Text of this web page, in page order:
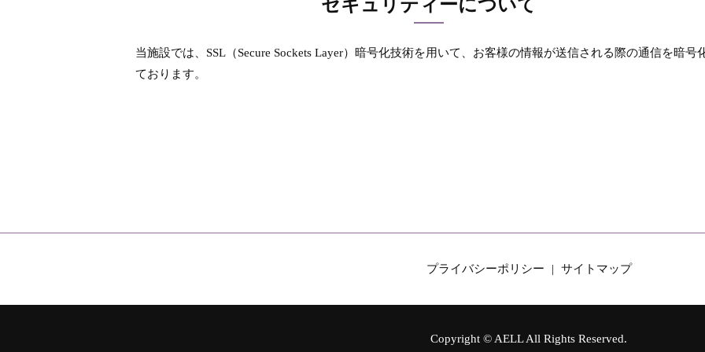
セキュリティーについて
当施設では、SSL（Secure Sockets Layer）暗号化技術を用いて、お客様の情報が送信される際の通信を暗号
ております。
プライバシーポリシー サイトマップ
Copyright © AELL All Rights Reserved.